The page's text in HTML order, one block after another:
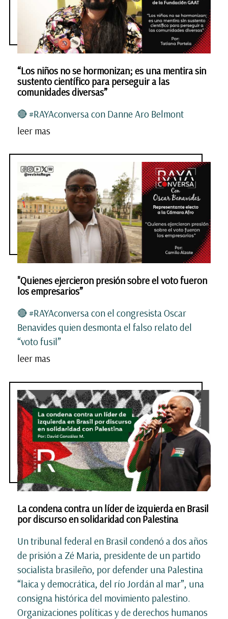
“Los niños no se hormonizan; es una mentira sin
sustento científico para perseguir a las
comunidades diversas”
🔴 #RAYAconversa con Danne Aro Belmont
leer mas
"Quienes ejercieron presión sobre el voto fueron
los empresarios”
🔴 #RAYAconversa con el congresista Oscar
Benavides quien desmonta el falso relato del
“voto fusil”
leer mas
La condena contra un líder de izquierda en Brasil
por discurso en solidaridad con Palestina
Un tribunal federal en Brasil condenó a dos años
de prisión a Zé Maria, presidente de un partido
socialista brasileño, por defender una Palestina
“laica y democrática, del río Jordán al mar”, una
consigna histórica del movimiento palestino.
Organizaciones políticas y de derechos humanos